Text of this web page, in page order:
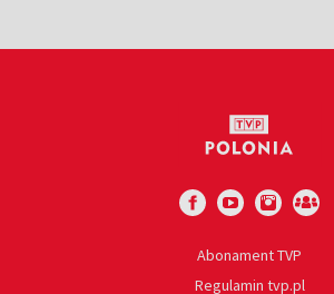
Abonament TVP
Regulamin tvp.pl